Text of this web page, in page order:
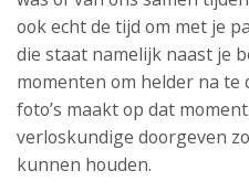
ook echt de tijd om met je
die staat namelijk naast je
momenten om helder na
foto’s maakt op dat
verloskundige doorgeven
kunnen houden.